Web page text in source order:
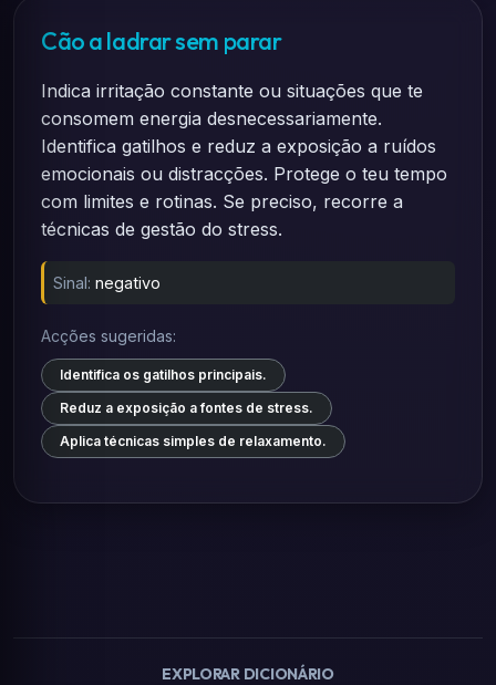
Cão a ladrar sem parar
Indica irritação constante ou situações que te
consomem energia desnecessariamente.
Identifica gatilhos e reduz a exposição a ruídos
emocionais ou distracções. Protege o teu tempo
com limites e rotinas. Se preciso, recorre a
técnicas de gestão do stress.
Sinal: negativo
Acções sugeridas:
Identifica os gatilhos principais.
Reduz a exposição a fontes de stress.
Aplica técnicas simples de relaxamento.
EXPLORAR DICIONÁRIO